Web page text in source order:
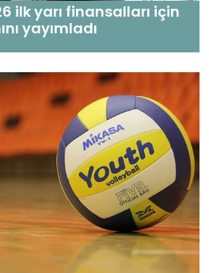
ilk yarı finansalları için
yayımladı